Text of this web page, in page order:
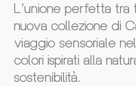
L’unione perfetta tra
nuova collezione di
viaggio sensoriale
colori ispirati alla
sostenibilità.